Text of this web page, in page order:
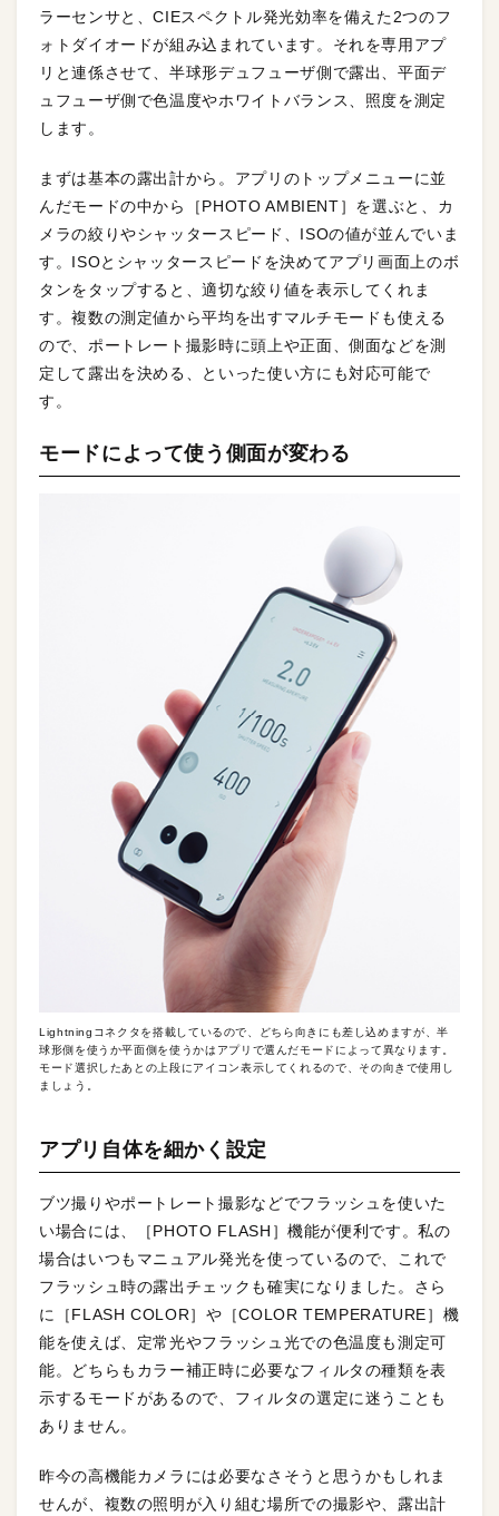
ラーセンサと、CIEスペクトル発光効率を備えた2つのフ
ォトダイオードが組み込まれています。それを専用アプ
リと連係させて、半球形デュフューザ側で露出、平面デ
ュフューザ側で色温度やホワイトバランス、照度を測定
します。
まずは基本の露出計から。アプリのトップメニューに並
んだモードの中から［PHOTO AMBIENT］を選ぶと、カ
メラの絞りやシャッタースピード、ISOの値が並んでいま
す。ISOとシャッタースピードを決めてアプリ画面上のボ
タンをタップすると、適切な絞り値を表示してくれま
す。複数の測定値から平均を出すマルチモードも使える
ので、ポートレート撮影時に頭上や正面、側面などを測
定して露出を決める、といった使い方にも対応可能で
す。
モードによって使う側面が変わる
Lightningコネクタを搭載しているので、どちら向きにも差し込めますが、半
球形側を使うか平面側を使うかはアプリで選んだモードによって異なります。
モード選択したあとの上段にアイコン表示してくれるので、その向きで使用し
ましょう。
アプリ自体を細かく設定
ブツ撮りやポートレート撮影などでフラッシュを使いた
い場合には、［PHOTO FLASH］機能が便利です。私の
場合はいつもマニュアル発光を使っているので、これで
フラッシュ時の露出チェックも確実になりました。さら
に［FLASH COLOR］や［COLOR TEMPERATURE］機
能を使えば、定常光やフラッシュ光での色温度も測定可
能。どちらもカラー補正時に必要なフィルタの種類を表
示するモードがあるので、フィルタの選定に迷うことも
ありません。
昨今の高機能カメラには必要なさそうと思うかもしれま
せんが、複数の照明が入り組む場所での撮影や、露出計